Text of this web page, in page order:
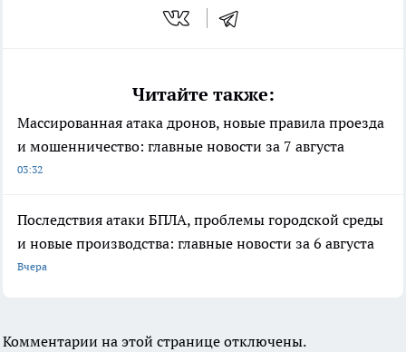
Читайте также:
Массированная атака дронов, новые правила проезда
и мошенничество: главные новости за 7 августа
03:32
Последствия атаки БПЛА, проблемы городской среды
и новые производства: главные новости за 6 августа
Вчера
Комментарии на этой странице отключены.